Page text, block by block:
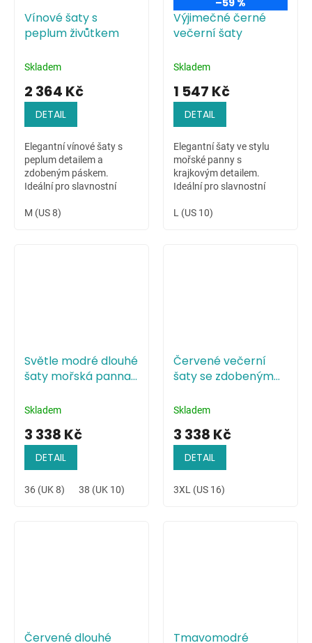
Vínové šaty s
peplum živůtkem
Skladem
2 364 Kč
DETAIL
Elegantní vínové šaty s
peplum detailem a
zdobeným páskem.
Ideální pro slavnostní
M (US 8)
Výjimečné černé
večerní šaty
Skladem
1 547 Kč
DETAIL
Elegantní šaty ve stylu
mořské panny s
krajkovým detailem.
Ideální pro slavnostní
L (US 10)
Světle modré dlouhé
šaty mořská panna
Skladem
3 338 Kč
DETAIL
36 (UK 8) 38 (UK 10) 40 (UK 12) 42 (UK 14)
Červené večerní
šaty se zdobeným
Skladem
3 338 Kč
DETAIL
3XL (US 16)
Červené dlouhé
Tmavomodré